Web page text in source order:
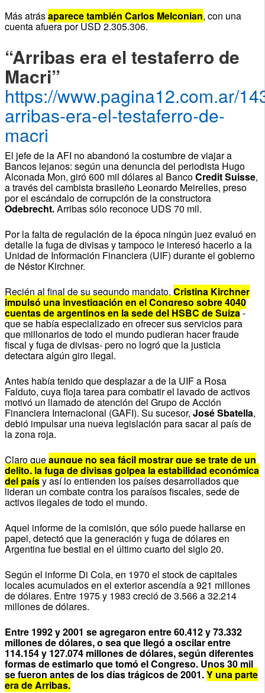
Más atrásaparece también Carlos Melconian, con una
cuenta afuera por USD 2.305.306.
“Arribas era el testaferro de
Macri”
https://www.pagina12.com.ar/
arribas-era-el-testaferro-de-
macri
El jefe de la AFI no abandonó la costumbre de viajar a
Bancos lejanos: según una denuncia del periodista Hugo
Alconada Mon, giró 600 mil dólares al BancoCredit Suisse,
a través del cambista brasileño Leonardo Meirelles, preso
por el escándalo de corrupción de la constructora
Odebrecht.Arribas sólo reconoce UDS 70 mil.
Por la falta de regulación de la época ningún juez evaluó en
detalle la fuga de divisas y tampoco le interesó hacerlo a la
Unidad de Información Financiera (UIF) durante el gobierno
de Néstor Kirchner.
Recién al final de su segundo mandato, Cristina Kirchner
impulsó una investigación en el Congreso sobre 4040
cuentas de argentinos en la sede del HSBC de Suiza-
que se había especializado en ofrecer sus servicios para
que millonarios de todo el mundo pudieran hacer fraude
fiscal y fuga de divisas- pero no logró que la justicia
detectara algún giro ilegal.
Antes había tenido que desplazar a de la UIF a Rosa
Falduto, cuya floja tarea para combatir el lavado de activos
motivó un llamado de atención del Grupo de Acción
Financiera Internacional (GAFI). Su sucesor, José Sbatella,
debió impulsar una nueva legislación para sacar al país de
la zona roja.
Claro queaunque no sea fácil mostrar que se trate de un
delito, la fuga de divisas golpea la estabilidad económica
del paísy así lo entienden los países desarrollados que
lideran un combate contra los paraísos fiscales, sede de
activos ilegales de todo el mundo.
Aquel informe de la comisión, que sólo puede hallarse en
papel, detectó que la generación y fuga de dólares en
Argentina fue bestial en el último cuarto del siglo 20.
Según el informe Di Cola, en 1970 el stock de capitales
locales acumulados en el exterior ascendía a 921 millones
de dólares. Entre 1975 y 1983 creció de 3.566 a 32.214
millones de dólares.
Entre 1992 y 2001 se agregaron entre 60.412 y 73.332
millones de dólares, o sea que llegó a oscilar entre
114.154 y 127.074 millones de dólares, según diferentes
formas de estimarlo que tomó el Congreso. Unos 30 mil
se fueron antes de los días trágicos de 2001.Y una parte
era de Arribas.